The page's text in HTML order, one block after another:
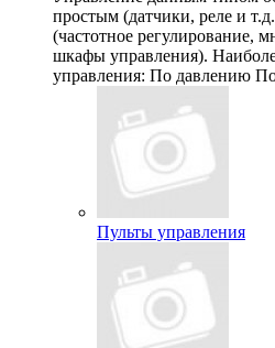
простым (датчики, реле и
(частотное регулирование,
шкафы управления).
управления: По давлению
Пульты управления